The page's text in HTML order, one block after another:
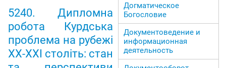
5240. Дипломна
робота Курдська
проблема на рубежі
ХХ-ХХІ століть: стан
Догматическое
Богословие
Документоведение и
информационная
деятельность